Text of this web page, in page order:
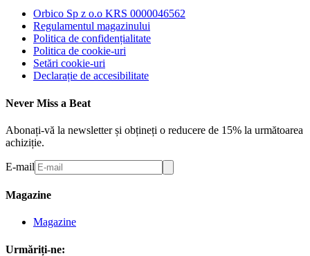
Orbico Sp z o.o KRS 0000046562
Regulamentul magazinului
Politica de confidențialitate
Politica de cookie-uri
Setări cookie-uri
Declarație de accesibilitate
Never Miss a Beat
Abonați-vă la newsletter și obțineți o reducere de 15% la următoarea
achiziție.
E-mail
Magazine
Magazine
Urmăriți-ne: